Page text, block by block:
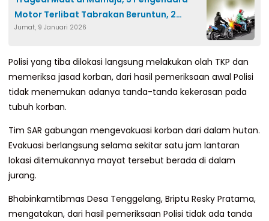
Motor Terlibat Tabrakan Beruntun, 2
Remaja Tewas
Jumat, 9 Januari 2026
Polisi yang tiba dilokasi langsung melakukan olah TKP dan
memeriksa jasad korban, dari hasil pemeriksaan awal Polisi
tidak menemukan adanya tanda-tanda kekerasan pada
tubuh korban.
Tim SAR gabungan mengevakuasi korban dari dalam hutan.
Evakuasi berlangsung selama sekitar satu jam lantaran
lokasi ditemukannya mayat tersebut berada di dalam
jurang.
Bhabinkamtibmas Desa Tenggelang, Briptu Resky Pratama,
mengatakan, dari hasil pemeriksaan Polisi tidak ada tanda